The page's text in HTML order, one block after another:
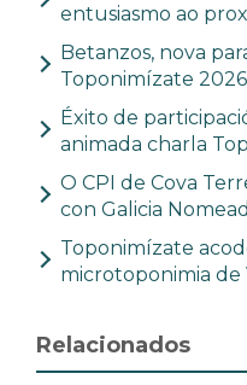
entusiasmo ao
Betanzos, nova
Toponimízate 2026
Éxito de
animada charla
O CPI de Cova
con Galicia
Toponimízate
microtoponimia de
Relacionados